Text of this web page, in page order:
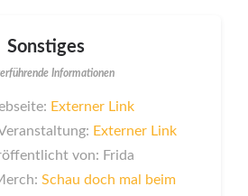
Sonstiges
Informationen
Externer Link
Externer Link
von: Frida
Schau doch mal beim